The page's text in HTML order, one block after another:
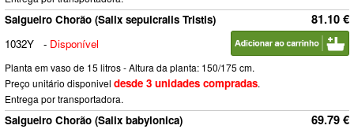
81.10 €
Salgueiro Chorão (Salix sepulcralis Tristis)
1032Y
- Disponível
Planta em vaso de 15 litros - Altura da planta: 150/175 cm.
Preço unitário disponivel desde 3 unidades compradas.
Entrega por transportadora.
69.79 €
Salgueiro Chorão (Salix babylonica)